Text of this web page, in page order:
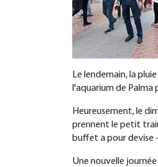
Le lendemain, la
l'aquarium de
Heureusement, le
prennent le petit
buffet a pour devise
Une nouvelle